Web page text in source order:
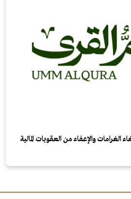
الغرامات والإعفاء من العقوبات المالية